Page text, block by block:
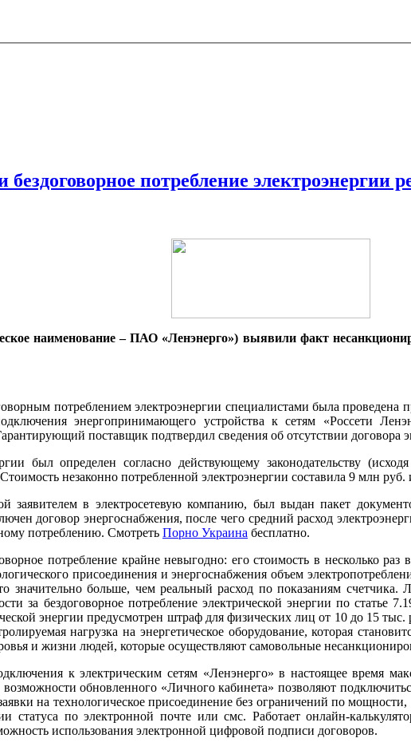
бездоговорное потребление электроэнергии
наименование – ПАО «Ленэнерго») выявили факт
потреблением электроэнергии специалистами была проведена
энергопринимающего устройства к сетям «Россети
поставщик подтвердил сведения об отсутствии договора
был определен согласно действующему законодательству
незаконно потребленной электроэнергии составила 9 млн
заявителем в электросетевую компанию, был выдан пакет
договор энергоснабжения, после чего средний расход
потреблению. Смотреть Порно Украина бесплатно.
потребление крайне невыгодно: его стоимость в несколько
присоединения и энергоснабжения объем
больше, чем реальный расход по показаниям
за бездоговорное потребление электрической энергии по
энергии предусмотрен штраф для физических лиц от 10 до 15
нагрузка на энергетическое оборудование, которая
и жизни людей, которые осуществляют самовольные
к электрическим сетям «Ленэнерго» в настоящее время
возможности обновленного «Личного кабинета» позволяют
на технологическое присоединение без ограничений по
статуса по электронной почте или смс. Работает онлайн-
использования электронной цифровой подписи договоров.